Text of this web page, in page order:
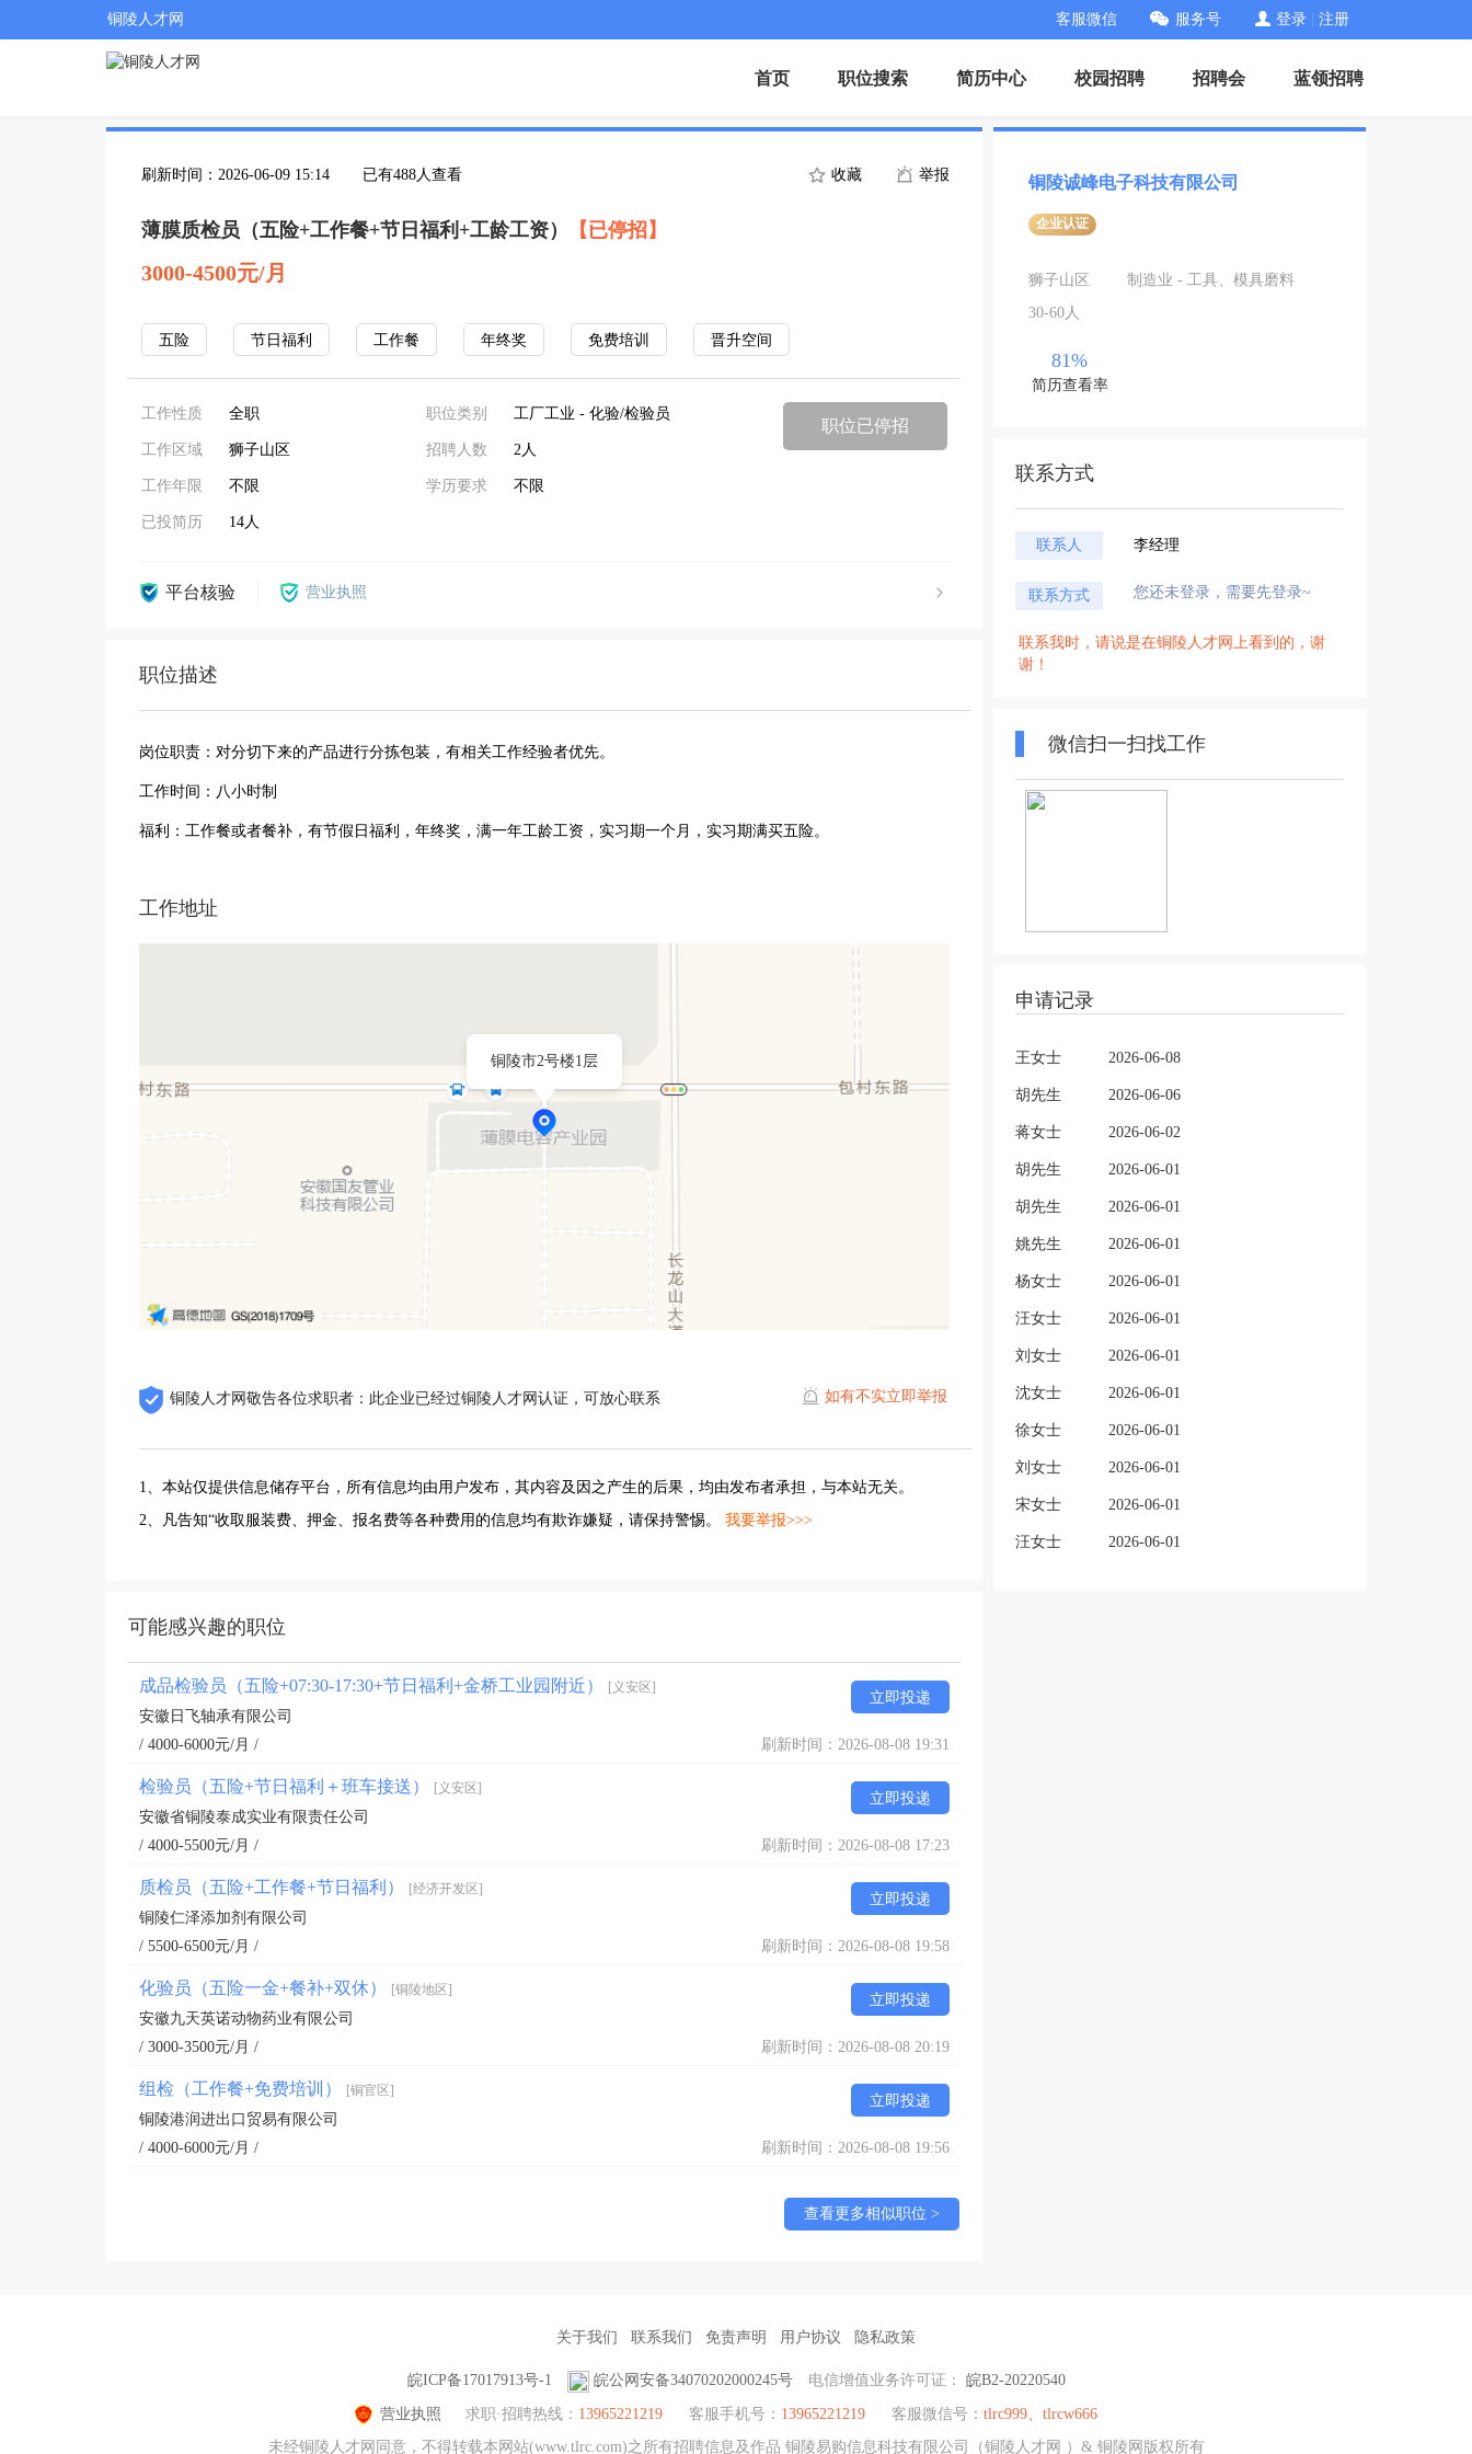
铜陵人才网 客服微信 服务号 登录 注册
首页 职位搜索 简历中心 校园招聘 招聘会 蓝领招聘
刷新时间：2026-06-09 15:14 已有488人查看 收藏 举报
薄膜质检员（五险+工作餐+节日福利+工龄工资） 【已停招】
3000-4500元/月
五险 节日福利 工作餐 年终奖 免费培训 晋升空间
工作性质 全职
工作区域 狮子山区
工作年限 不限
已投简历 14人
职位类别 工厂工业 - 化验/检验员
招聘人数 2人
学历要求 不限
职位已停招
平台核验 营业执照
职位描述
岗位职责：对分切下来的产品进行分拣包装，有相关工作经验者优先。
工作时间：八小时制
福利：工作餐或者餐补，有节假日福利，年终奖，满一年工龄工资，实习期一个月，实习期满买五险。
工作地址
铜陵市2号楼1层
铜陵人才网敬告各位求职者：此企业已经过铜陵人才网认证，可放心联系 如有不实立即举报
1、本站仅提供信息储存平台，所有信息均由用户发布，其内容及因之产生的后果，均由发布者承担，与本站无关。
2、凡告知“收取服装费、押金、报名费等各种费用的信息均有欺诈嫌疑，请保持警惕。 我要举报>>>
可能感兴趣的职位
成品检验员（五险+07:30-17:30+节日福利+金桥工业园附近） [义安区]
立即投递
安徽日飞轴承有限公司
/ 4000-6000元/月 /
刷新时间：2026-08-08 19:31
检验员（五险+节日福利＋班车接送） [义安区]
立即投递
安徽省铜陵泰成实业有限责任公司
/ 4000-5500元/月 /
刷新时间：2026-08-08 17:23
质检员（五险+工作餐+节日福利） [经济开发区]
立即投递
铜陵仁泽添加剂有限公司
/ 5500-6500元/月 /
刷新时间：2026-08-08 19:58
化验员（五险一金+餐补+双休） [铜陵地区]
立即投递
安徽九天英诺动物药业有限公司
/ 3000-3500元/月 /
刷新时间：2026-08-08 20:19
组检（工作餐+免费培训） [铜官区]
立即投递
铜陵港润进出口贸易有限公司
/ 4000-6000元/月 /
刷新时间：2026-08-08 19:56
查看更多相似职位 >
铜陵诚峰电子科技有限公司
企业认证
狮子山区
制造业 - 工具、模具磨料
30-60人
81%
简历查看率
联系方式
联系人 李经理
联系方式 您还未登录，需要先登录~
联系我时，请说是在铜陵人才网上看到的，谢
谢！
微信扫一扫找工作
申请记录
王女士 2026-06-08
胡先生 2026-06-06
蒋女士 2026-06-02
胡先生 2026-06-01
胡先生 2026-06-01
姚先生 2026-06-01
杨女士 2026-06-01
汪女士 2026-06-01
刘女士 2026-06-01
沈女士 2026-06-01
徐女士 2026-06-01
刘女士 2026-06-01
宋女士 2026-06-01
汪女士 2026-06-01
关于我们 联系我们 免责声明 用户协议 隐私政策
皖ICP备17017913号-1 皖公网安备34070202000245号 电信增值业务许可证： 皖B2-20220540
营业执照 求职·招聘热线： 13965221219 客服手机号： 13965221219 客服微信号： tlrc999、tlrcw666
未经铜陵人才网同意，不得转载本网站(www.tlrc.com)之所有招聘信息及作品 铜陵易购信息科技有限公司（铜陵人才网 ）& 铜陵网版权所有